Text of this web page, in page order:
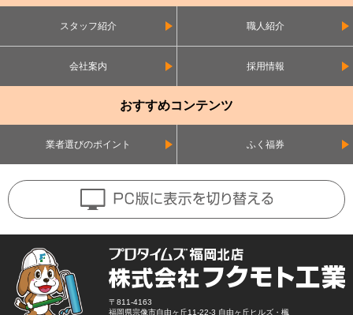
スタッフ紹介 職人紹介
会社案内 採用情報
おすすめコンテンツ
業者選びのポイント ふく福券
〒811-4163
福岡県宗像市自由ヶ丘11-22-3 自由ヶ丘ヒルズ・楓